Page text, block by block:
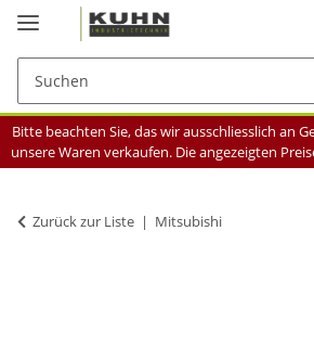
Bitte beachten Sie, das wir ausschliesslich an
unsere Waren verkaufen. Die angezeigten
Zurück zur Liste Mitsubishi